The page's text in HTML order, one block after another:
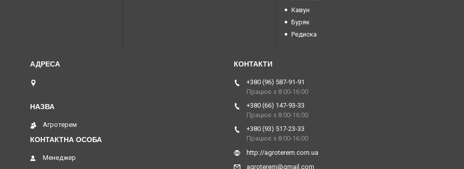
Кавун
Буряк
Редиска
Агротерем
Менеджер
+380 (96) 587-91-91
Працює з 8:00-16:00
+380 (66) 147-93-33
Працює з 8:00-16:00
+380 (93) 517-23-33
Працює з 8:00-16:00
http://agroterem.com.ua
agroterem@gmail.com